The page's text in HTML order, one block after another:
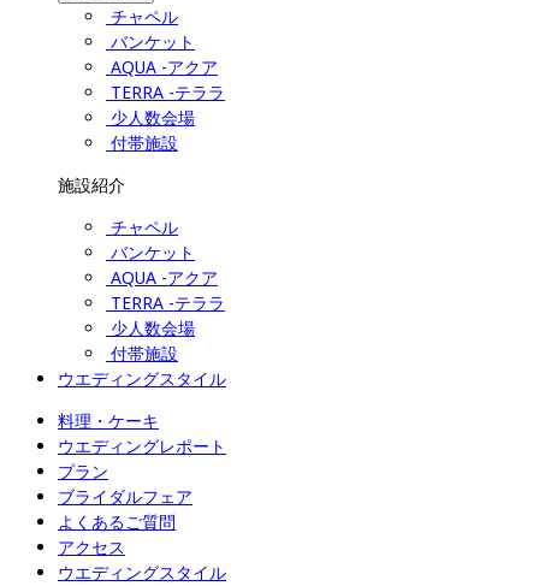
チャペル
バンケット
AQUA -アクア
TERRA -テララ
少人数会場
付帯施設
施設紹介
チャペル
バンケット
AQUA -アクア
TERRA -テララ
少人数会場
付帯施設
ウエディングスタイル
料理・ケーキ
ウエディングレポート
プラン
ブライダルフェア
よくあるご質問
アクセス
ウエディングスタイル